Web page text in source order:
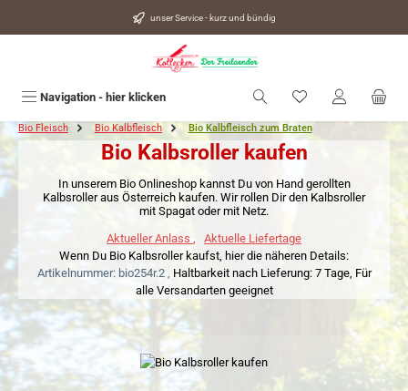
unser Service - kurz und bündig
Navigation - hier klicken Du hast 0
Bio Fleisch Bio Kalbfleisch Bio Kalbfleisch zum Braten
Bio Kalbsroller kaufen
In unserem Bio Onlineshop kannst Du von Hand gerollten
Kalbsroller aus Österreich kaufen. Wir rollen Dir den Kalbsroller
mit Spagat oder mit Netz.
Aktueller Anlass
Aktuelle Liefertage
Wenn Du Bio Kalbsroller kaufst, hier die näheren Details:
Artikelnummer: bio254r.2 , Haltbarkeit nach Lieferung: 7 Tage, Für
alle Versandarten geeignet
Bildergalerie überspringen